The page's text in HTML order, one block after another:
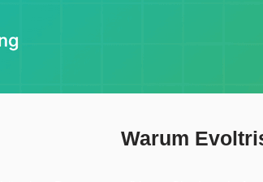
Warum